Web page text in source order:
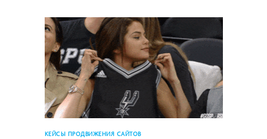
КЕЙСЫ ПРОДВИЖЕНИЯ САЙТОВ